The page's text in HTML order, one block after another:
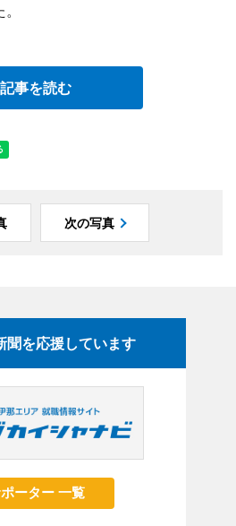
記事を読む
次の写真
聞を応援しています
ーター 一覧